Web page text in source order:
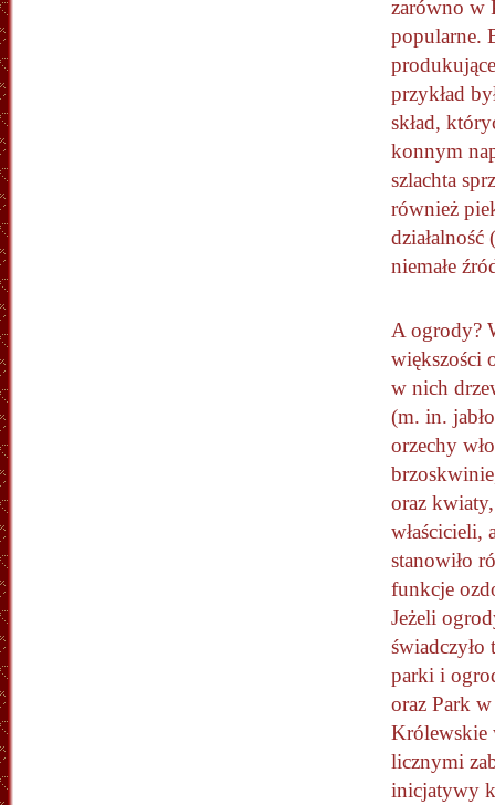
zarówno w
popularne.
przykład
skład,
konnym
szlachta
również
niemałe
A ogrody?
większości
w nich
(m. in.
orzechy
oraz
właścicieli,
stanowiło
funkcje
Jeżeli
świadczyło
parki i
oraz Park
Królewskie
licznymi
inicjatywy